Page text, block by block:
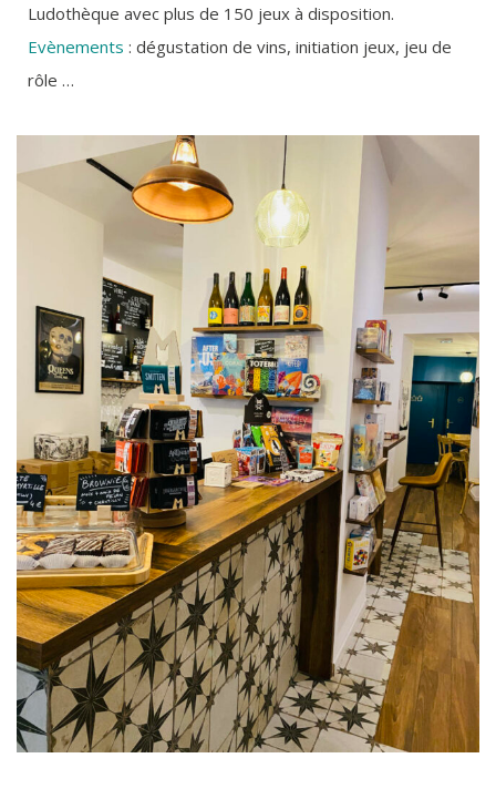
Ludothèque avec plus de 150 jeux à disposition.
Evènements : dégustation de vins, initiation jeux, jeu de
rôle …